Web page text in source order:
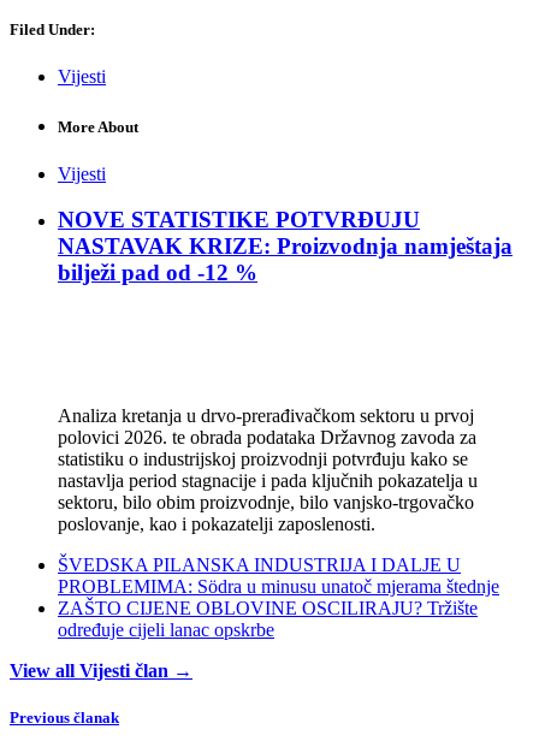
Filed Under:
Vijesti
More About
Vijesti
NOVE STATISTIKE POTVRĐUJU
NASTAVAK KRIZE: Proizvodnja namještaja
bilježi pad od -12 %
Analiza kretanja u drvo-prerađivačkom sektoru u prvoj
polovici 2026. te obrada podataka Državnog zavoda za
statistiku o industrijskoj proizvodnji potvrđuju kako se
nastavlja period stagnacije i pada ključnih pokazatelja u
sektoru, bilo obim proizvodnje, bilo vanjsko-trgovačko
poslovanje, kao i pokazatelji zaposlenosti.
ŠVEDSKA PILANSKA INDUSTRIJA I DALJE U
PROBLEMIMA: Södra u minusu unatoč mjerama štednje
ZAŠTO CIJENE OBLOVINE OSCILIRAJU? Tržište
određuje cijeli lanac opskrbe
View all Vijesti član →
Previous članak